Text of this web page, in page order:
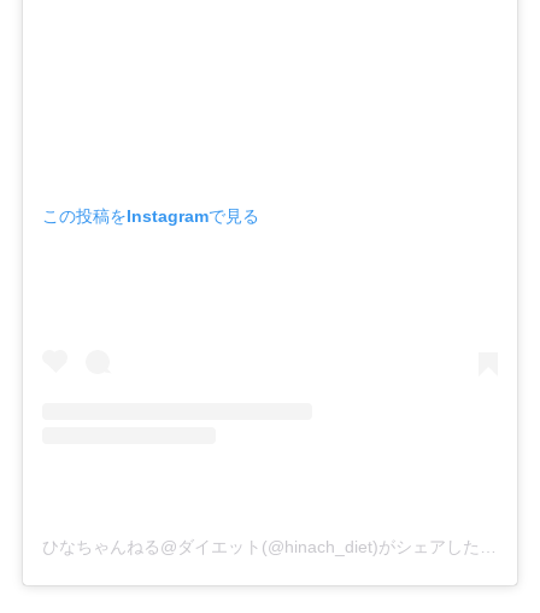
この投稿をInstagramで見る
ひなちゃんねる@ダイエット(@hinach_diet)がシェアした投稿